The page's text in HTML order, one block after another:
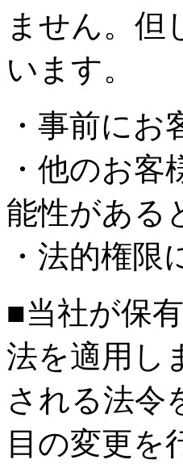
ません。但
います。
・事前に
・他のお
能性がある
・法的権
■当社が保
法を適用し
される法令
目の変更を